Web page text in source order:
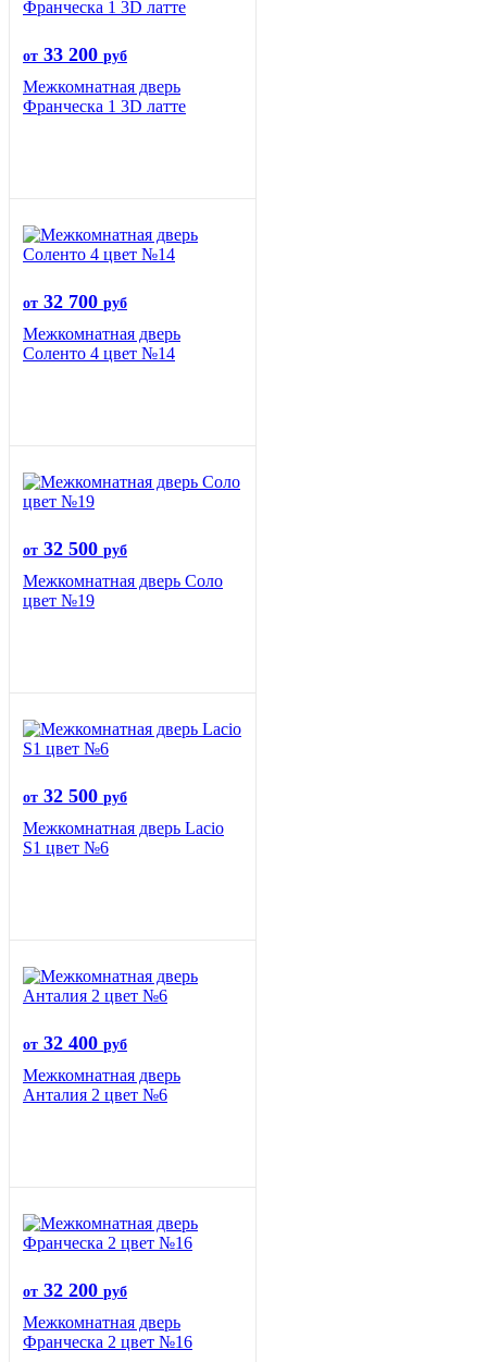
от 33 200 руб
Межкомнатная дверь
Франческа 1 3D латте
от 32 700 руб
Межкомнатная дверь
Соленто 4 цвет №14
от 32 500 руб
Межкомнатная дверь Соло
цвет №19
от 32 500 руб
Межкомнатная дверь Lacio
S1 цвет №6
от 32 400 руб
Межкомнатная дверь
Анталия 2 цвет №6
от 32 200 руб
Межкомнатная дверь
Франческа 2 цвет №16